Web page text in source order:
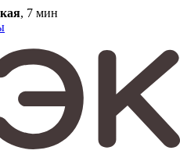
, 7 мин